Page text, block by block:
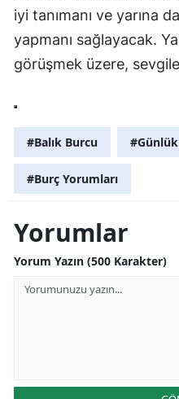
iyi tanımanı ve yarına
yapmanı sağlayacak.
görüşmek üzere,
#Balık Burcu
#Burç Yorumları
Yorumlar
Yorum Yazın (500 Karakter)